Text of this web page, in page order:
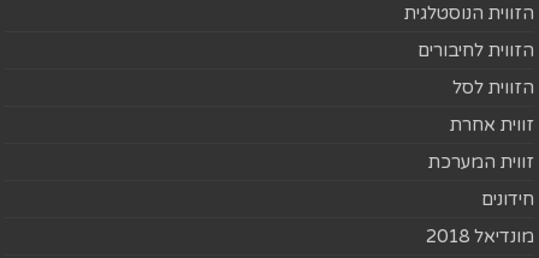
הזווית הנוסטלגית
הזווית לחיבורים
הזווית לסל
זווית אחרת
זווית המערכת
חידונים
מונדיאל 2018